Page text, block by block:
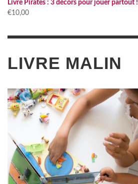
Livre Pirates : 3 décors pour jouer partout !
€10,00
LIVRE MALIN